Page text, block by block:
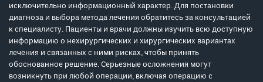
исключительно информационный характер. Для постановки
диагноза и выбора метода лечения обратитесь за консультацией
к специалисту. Пациенты и врачи должны изучить всю доступную
информацию о нехирургических и хирургических вариантах
лечения и связанных с ними рисках, чтобы принять
обоснованное решение. Серьезные осложнения могут
возникнуть при любой операции, включая операцию с